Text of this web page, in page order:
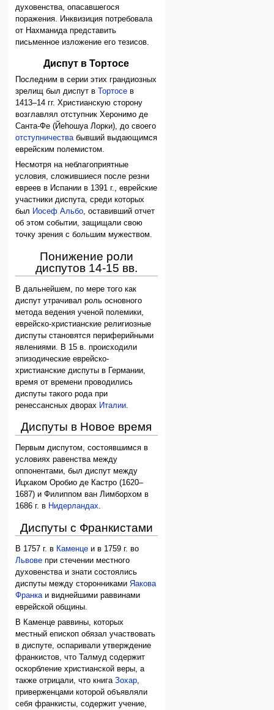
духовенства, опасавшегося
поражения. Инквизиция потребовала
от Нахманида представить
письменное изложение его тезисов.
Диспут в Тортосе
Последним в серии этих грандиозных
зрелищ был диспут вТортосе в
1413–14 гг. Христианскую сторону
возглавлял отступник Херонимо де
Санта-Фе (Йеhошуа Лорки), до своего
отступничества бывший выдающимся
еврейским полемистом.
Несмотря на неблагоприятные
условия, сложившиеся после резни
евреев в Испании в 1391 г., еврейские
участники диспута, среди которых
был Иосеф Альбо, оставивший отчет
об этом событии, защищали свою
точку зрения с большим мужеством.
Понижение роли
диспутов 14-15 вв.
В дальнейшем, по мере того как
диспут утрачивал роль основного
метода ведения ученой полемики,
еврейско-христианские религиозные
диспуты становятся периферийными
явлениями. В 15 в. происходили
эпизодические еврейско-
христианские диспуты в Германии,
время от времени проводились
диспуты такого рода при
ренессансных дворах Италии
Диспуты в Новое время
Первым диспутом, состоявшимся в
условиях равенства между
оппонентами, был диспут между
Ицхаком Оробио де Кастро (1620–
1687) и Филиппом ван Лимборхом в
1686 г. в Нидерландах.
Диспуты с Франкистами
В 1757 г. в Каменце и в 1759 г. во
Львове при стечении местного
духовенства и знати состоялись
диспуты между сторонниками Яакова
Франка и виднейшими раввинами
еврейской общины.
В Каменце раввины, которых
местный епископ обязал участвовать
в диспуте, оспаривали утверждение
франкистов, что Талмуд содержит
оскорбление христианской веры, а
также отрицали, что книгаЗохар,
приверженцами которой объявляли
себя франкисты, содержит учение,